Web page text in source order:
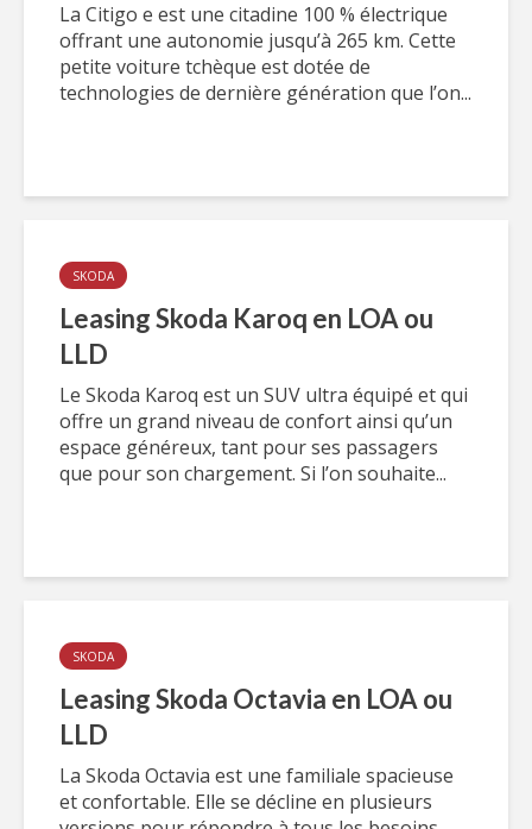
La Citigo e est une citadine 100 % électrique
offrant une autonomie jusqu’à 265 km. Cette
petite voiture tchèque est dotée de
technologies de dernière génération que l’on...
SKODA
Leasing Skoda Karoq en LOA ou
LLD
Le Skoda Karoq est un SUV ultra équipé et qui
offre un grand niveau de confort ainsi qu’un
espace généreux, tant pour ses passagers
que pour son chargement. Si l’on souhaite...
SKODA
Leasing Skoda Octavia en LOA ou
LLD
La Skoda Octavia est une familiale spacieuse
et confortable. Elle se décline en plusieurs